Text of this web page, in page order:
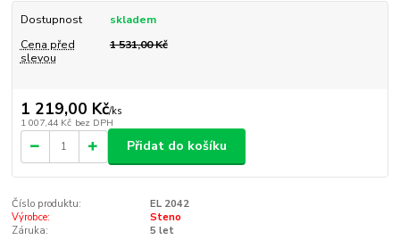
Dostupnost
skladem
Cena před
slevou
1 531,00 Kč
1 219,00 Kč/ks
1 007,44 Kč bez DPH
Přidat do košíku
Číslo produktu:
EL 2042
Výrobce:
Steno
Záruka:
5 let